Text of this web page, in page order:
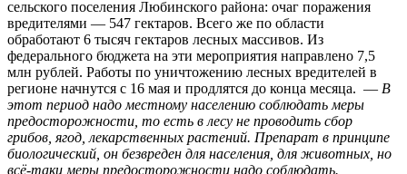
сельского поселения Любинского района: очаг поражения
вредителями — 547 гектаров. Всего же по области
обработают 6 тысяч гектаров лесных массивов. Из
федерального бюджета на эти мероприятия направлено 7,5
млн рублей. Работы по уничтожению лесных вредителей в
регионе начнутся с 16 мая и продлятся до конца месяца. — В
этот период надо местному населению соблюдать меры
предосторожности, то есть в лесу не проводить сбор
грибов, ягод, лекарственных растений. Препарат в принципе
биологический, он безвреден для населения, для животных, но
всё-таки меры предосторожности надо соблюдать.